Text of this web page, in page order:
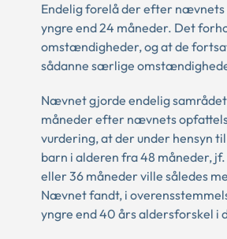
Endelig forelå der efter
yngre end 24 måneder. Det
omstændigheder, og at de
sådanne særlige
Nævnet gjorde endelig
måneder efter nævnets
vurdering, at der under hensyn
barn i alderen fra 48 måneder,
eller 36 måneder ville således
Nævnet fandt, i
yngre end 40 års aldersforskel